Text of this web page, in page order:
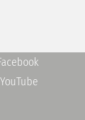
YouTube